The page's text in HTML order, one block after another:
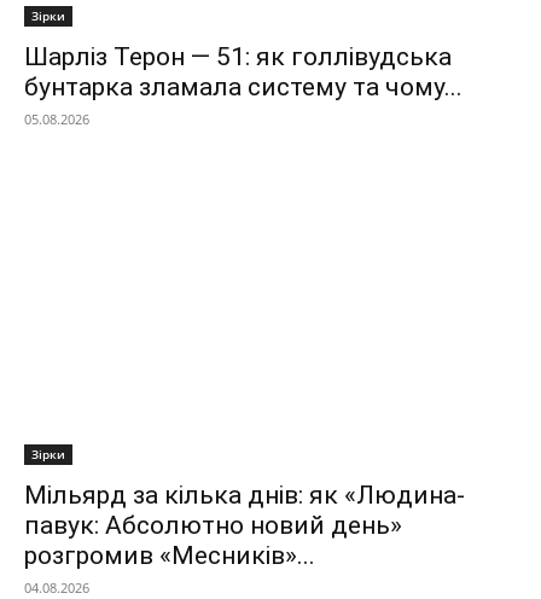
Зірки
Шарліз Терон — 51: як голлівудська
бунтарка зламала систему та чому...
05.08.2026
Зірки
Мільярд за кілька днів: як «Людина-
павук: Абсолютно новий день»
розгромив «Месників»...
04.08.2026